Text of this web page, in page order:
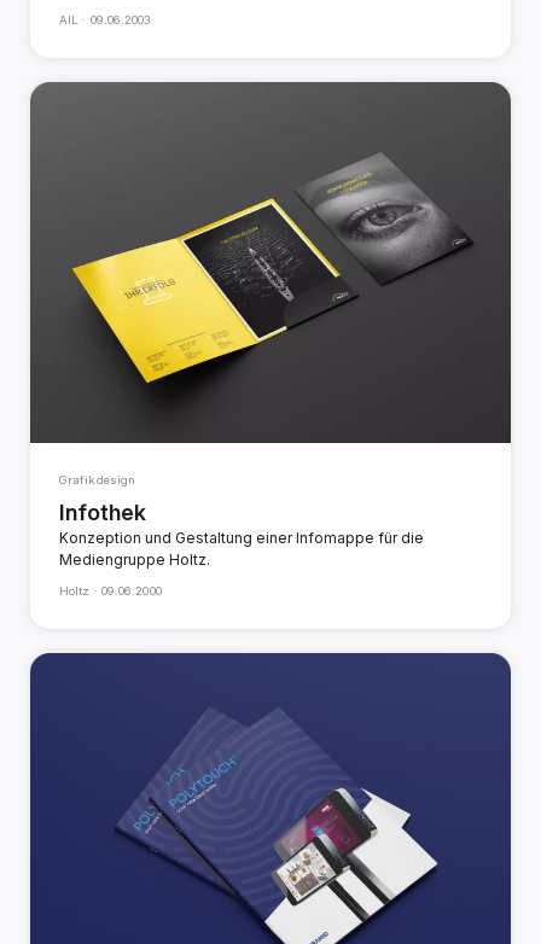
AIL · 09.06.2003
Grafikdesign
Infothek
Konzeption und Gestaltung einer Infomappe für die
Mediengruppe Holtz.
Holtz · 09.06.2000